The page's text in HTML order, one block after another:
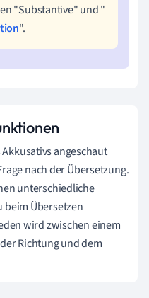
"Substantive" und "
".
angeschaut
nach der Übersetzung.
unterschiedliche
Übersetzen
wird zwischen einem
Richtung und dem